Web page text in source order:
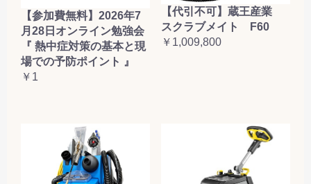
【参加費無料】2026年7
月28日オンライン勉強会
『 熱中症対策の基本と現
場での予防ポイント 』
￥1
【代引不可】蔵王産業
スクラブメイト F60
￥1,009,800